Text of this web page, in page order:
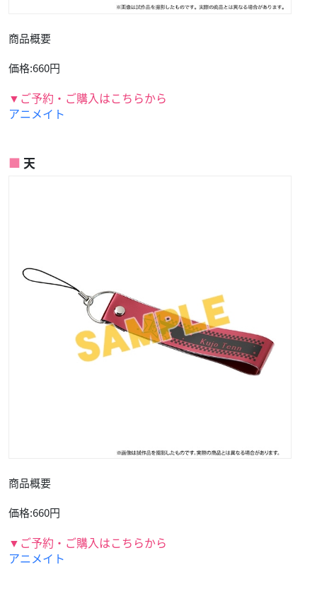
商品概要
価格:660円
▼ご予約・ご購入はこちらから
アニメイト
天
商品概要
価格:660円
▼ご予約・ご購入はこちらから
アニメイト